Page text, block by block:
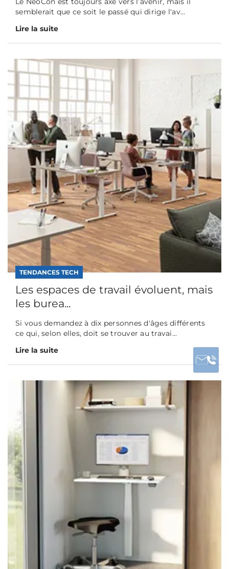
semblerait que ce soit le passé qui dirige l'av...
Lire la suite
TENDANCES TECH
Les espaces de travail évoluent, mais
les burea...
Si vous demandez à dix personnes d'âges différents
ce qui, selon elles, doit se trouver au travai...
Lire la suite